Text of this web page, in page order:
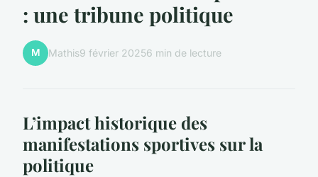
: une tribune politique
M Mathis9 février 20256 min de lecture
L’impact historique des
manifestations sportives sur la
politique